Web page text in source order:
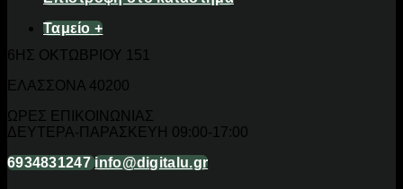
Ταμείο +
6ΗΣ ΟΚΤΩΒΡΙΟΥ 151
ΕΛΑΣΣΟΝΑ 40200
ΩΡΕΣ ΕΠΙΚΟΙΝΩΝΙΑΣ
ΔΕΥΤΕΡΑ-ΠΑΡΑΣΚΕΥΗ 09:00-17:00
6934831247 info@digitalu.gr